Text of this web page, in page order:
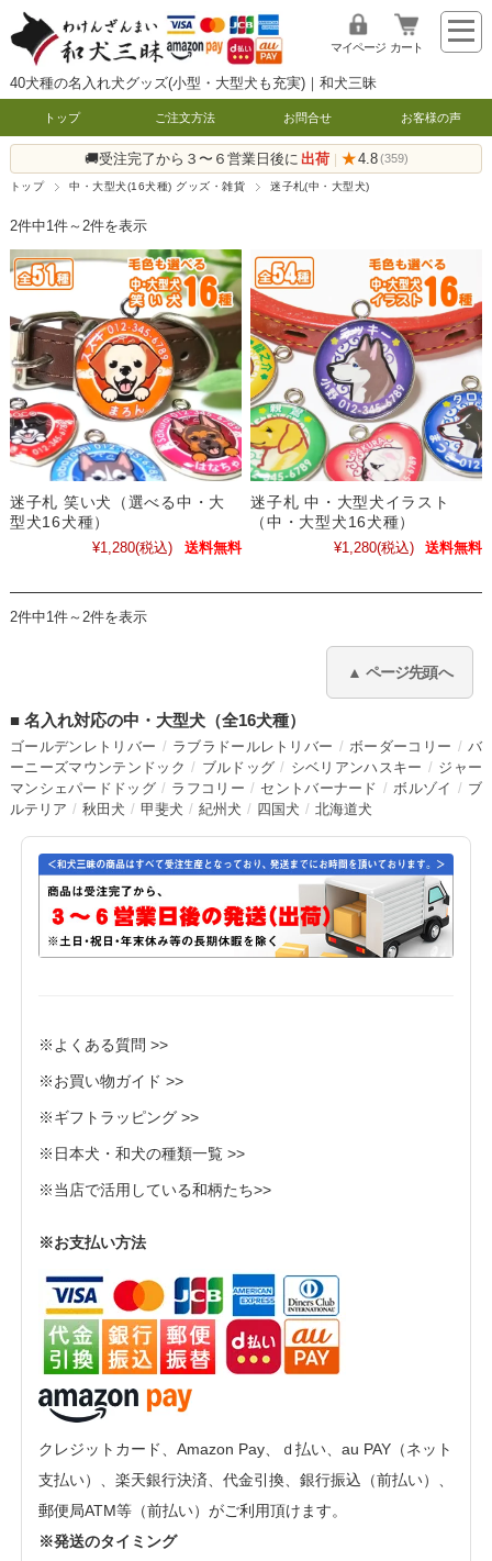
40犬種の名入れ犬グッズ(小型・大型犬も充実)｜和犬三昧
マイページ カート
トップ ご注文方法 お問合せ お客様の声
🚚受注完了から３〜６営業日後に 出荷 | ★4.8 (359)
トップ 中・大型犬(16犬種) グッズ・雑貨 迷子札(中・大型犬)
2件中1件～2件を表示
迷子札 笑い犬（選べる中・大
型犬16犬種）
¥1,280(税込) 送料無料
迷子札 中・大型犬イラスト
（中・大型犬16犬種）
¥1,280(税込) 送料無料
2件中1件～2件を表示
■ 名入れ対応の中・大型犬（全16犬種）
ゴールデンレトリバー ラブラドールレトリバー ボーダーコリー
バ
ーニーズマウンテンドック
ブルドッグ シベリアンハスキー
ジャー
マンシェパードドッグ
ラフコリー セントバーナード ボルゾイ
ブ
ルテリア
秋田犬 甲斐犬 紀州犬 四国犬 北海道犬
※よくある質問 >>
※お買い物ガイド >>
※ギフトラッピング >>
※日本犬・和犬の種類一覧 >>
※当店で活用している和柄たち>>
※お支払い方法
クレジットカード、Amazon Pay、ｄ払い、au PAY（ネット
支払い）、楽天銀行決済、代金引換、銀行振込（前払い）、
郵便局ATM等（前払い）がご利用頂けます。
※発送のタイミング